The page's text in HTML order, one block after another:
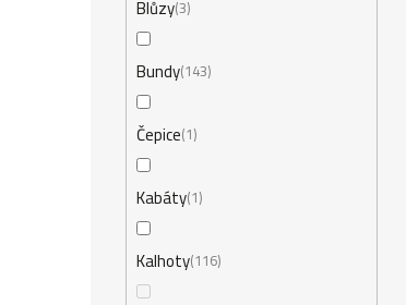
Blůzy3
Bundy 143
Čepice 1
Kabáty 1
Kalhoty 116